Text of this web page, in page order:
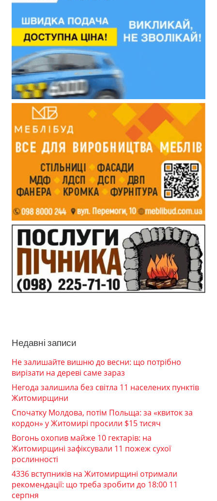
Недавні записи
Не залишайте вишню до весни: що потрібно
вирізати на дереві саме зараз
Негода залишила без світла 11 населених пунктів
Житомирщини
Спочатку Молдова, потім Польща: за «квиток за
кордон» у Житомирі просили $15 тисяч
Вогонь охопив майже 10 гектарів: на
Житомирщині зафіксували 11 пожеж сухої
рослинності
4336 вступників на Житомирщині отримали
рекомендації: що треба зробити до 18:00 11
серпня